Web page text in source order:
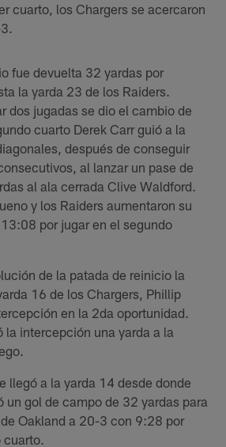
cuarto, los Chargers se acercaron
fue devuelta 32 yardas por
la yarda 23 de los Raiders.
dos jugadas se dio el cambio de
cuarto Derek Carr guió a la
después de conseguir
al lanzar un pase de
al ala cerrada Clive Waldford.
y los Raiders aumentaron su
por jugar en el segundo
de la patada de reinicio la
16 de los Chargers, Phillip
en la 2da oportunidad.
la intercepción una yarda a la
llegó a la yarda 14 desde donde
gol de campo de 32 yardas para
Oakland a 20-3 con 9:28 por
cuarto.